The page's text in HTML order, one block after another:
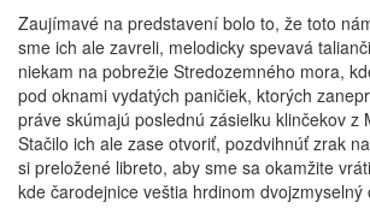
Zaujímavé na predstavení bolo to, že toto
sme ich ale zavreli, melodicky spevavá
niekam na pobrežie Stredozemného mora,
pod oknami vydatých paničiek, ktorých
práve skúmajú poslednú zásielku klinčekov z
Stačilo ich ale zase otvoriť, pozdvihnúť zrak
si preložené libreto, aby sme sa okamžite
kde čarodejnice veštia hrdinom dvojzmyselný